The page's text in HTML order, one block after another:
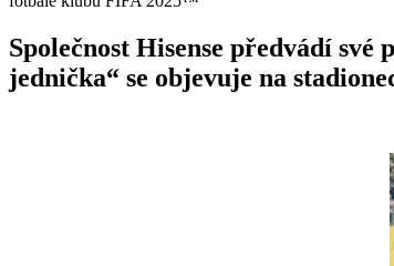
Společnost Hisense předvádí
jednička“ se objevuje na